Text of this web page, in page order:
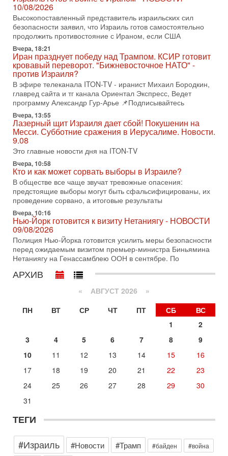
последних союзников. Путин - псих!
В эфире ITON-TV доктор Эльдар Намазов , историк,
политолог, в прошлом – помощник Президента
Азербайджана Гейдара Алиева . Ведет программу
Александр
3-08-2026, 11:09
Выборы в Израиле в опасности?! ШАБАК формирует
спецотдел
В этом выпуске мы разбираем одну из самых тревожных
тем израильской политики. Известно, что израильская
Служба общей безопасности (ШАБАК) создала
3-08-2026, 08:32
Трамп и Иран: последний шанс - НОВОСТИ
03/08/2026
Президент США Дональд Трамп объявил о возобновлении
переговоров с Ираном, но Тегеран пока не подтвердил
готовность к диалогу. По словам американского
2-08-2026, 08:42
Трамп отменил удар по Ирану - НОВОСТИ
02/08/2026
Президент США Дональд Трамп сегодня заявил об отмене
подготовленного удара по Ирану после обращений
Тегерана и других стран региона. По его словам,
1-08-2026, 17:50
«Русский голос» Израиля: кто заберет его на этот
раз?
меняли политический ландшафт Израиля. Достаточно
Тайны закрытых дверей: о чём на самом деле
молчат Трамп и Нетаньяху?
Недавний визит премьер-министра Израиля Биньямина
Нетаньяху в США и его встреча с Дональдом Трампом
оставили больше вопросов, чем ответов. Полная
Сегодня, 08:58
Израиль готов к войне с Ираном - НОВОСТИ
10/08/2026
Высокопоставленный представитель израильских сил
безопасности заявил, что Израиль готов самостоятельно
продолжить противостояние с Ираном, если США
Вчера, 18:21
кровавый переворот. "Бижневосточное НАТО" -
против Израиля?
10/08/2026
Высокопоставленный представитель израильских сил
безопасности заявил, что Израиль готов самостоятельно
продолжить противостояние с Ираном, если США
Вчера, 18:21
Иран празднует победу над Трампом. КСИР готовит
кровавый переворот. "Бижневосточное НАТО" -
против Израиля?
В эфире телеканала ITON-TV - иранист Михаил Бородкин,
главред сайта и тг канала Ориентал Экспресс, Ведет
программу Александр Гур-Арье 📌Подписывайтесь
Вчера, 13:55
Лазерный щит Израиля дает сбой! Покушенин на
Месси. Субботние сражения в Иерусалиме. Новости.
9.08
Это главные новости дня на ITON-TV
Вчера, 10:58
Кто и как может сорвать выборы в Израиле?
В обществе все чаще звучат тревожные опасения:
предстоящие выборы могут быть сфальсифицированы, их
проведение сорвано, а итоговые результаты
Вчера, 10:16
Нью-Йорк готовится к визиту Нетаниягу - НОВОСТИ
09/08/2026
Полиция Нью-Йорка готовится усилить меры безопасности
перед ожидаемым визитом премьер-министра Биньямина
Нетаниягу на Генассамблею ООН в сентябре. По
АРХИВ
« АВГУСТ 2026 »
ПН
ВТ СР ЧТ ПТ СБ
ВС
1
2
3
4 5 6 7 8
9
10
11 12 13 14 15
16
17
18 19 20 21 22
23
24
25 26 27 28 29
30
31
ТЕГИ
#Израиль
#Новости #Трамп #байден #война